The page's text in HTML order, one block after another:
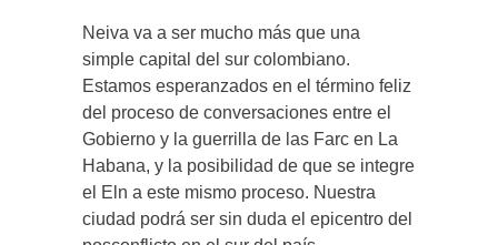
Neiva va a ser mucho más que una
simple capital del sur colombiano.
Estamos esperanzados en el término feliz
del proceso de conversaciones entre el
Gobierno y la guerrilla de las Farc en La
Habana, y la posibilidad de que se integre
el Eln a este mismo proceso. Nuestra
ciudad podrá ser sin duda el epicentro del